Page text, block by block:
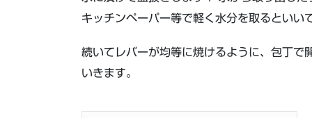
キッチンペーパー等で軽く水分を取るといい
続いてレバーが均等に焼けるように、包丁で
いきます。